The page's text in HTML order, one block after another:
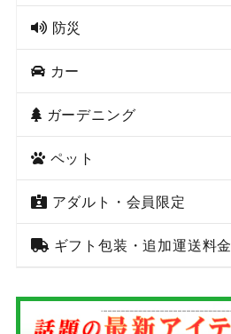
防災
カー
ガーデニング
ペット
アダルト・会員限定
ギフト包装・追加運送料金